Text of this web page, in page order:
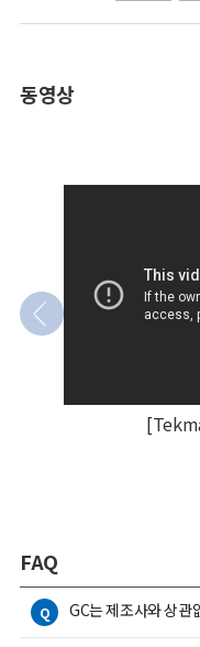
동영상
FAQ
Q GC는 제조사와 상관